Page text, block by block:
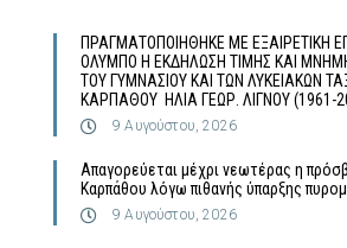
ΠΡΑΓΜΑΤΟΠΟΙΗΘΗΚΕ ΜΕ ΕΞΑΙΡΕΤΙΚΗ
ΟΛΥΜΠΟ Η ΕΚΔΗΛΩΣΗ ΤΙΜΗΣ ΚΑΙ
ΤΟΥ ΓΥΜΝΑΣΙΟΥ ΚΑΙ ΤΩΝ ΛΥΚΕΙΑΚΩΝ
ΚΑΡΠΑΘΟΥ ΗΛΙΑ ΓΕΩΡ. ΛΙΓΝΟΥ (1961-
9 Αυγούστου, 2026
Απαγορεύεται μέχρι νεωτέρας η
Καρπάθου λόγω πιθανής ύπαρξης
9 Αυγούστου, 2026